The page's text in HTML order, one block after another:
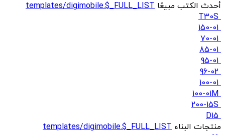
أحدث الكتب مبيعًا templates/digimobile.$_FULL_LIST
T30S
150-01
70-01
85-01
95-01
96-02
100-01
100-01M
200-15S
D15
منتجات البناء templates/digimobile.$_FULL_LIST